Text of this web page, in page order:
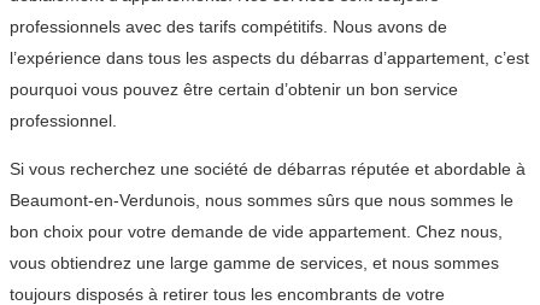
professionnels avec des tarifs compétitifs. Nous avons de
l’expérience dans tous les aspects du débarras d’appartement, c’est
pourquoi vous pouvez être certain d’obtenir un bon service
professionnel.
Si vous recherchez une société de débarras réputée et abordable à
Beaumont-en-Verdunois, nous sommes sûrs que nous sommes le
bon choix pour votre demande de vide appartement. Chez nous,
vous obtiendrez une large gamme de services, et nous sommes
toujours disposés à retirer tous les encombrants de votre